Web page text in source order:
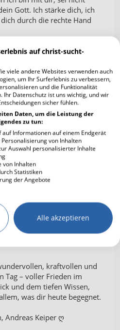
Gott. Ich stärke dich, ich
durch die rechte Hand
dass du nie Angst haben
der Angst nie alleine bist.
dein Glaube schwach
Er trägt dich, wenn
kannst. Und
– sehen wir erst im
die schwerste Zeit
in dir schreit, auch wenn du
nichts mehr verstehst –
hat nicht das letzte
Wort ist Trost, Hoffnung
nicht vergessen. Du bist
– und Er geht mit dir
kraftvollen und
Tag – voller Frieden im
und dem tiefen Wissen,
was dir heute begegnet.
Andreas Keiper ღ
auf christ-sucht-
viele andere Websites verwenden auch
um Ihr Surferlebnis zu verbessern,
und die Funktionalität
Ihr Datenschutz ist uns wichtig, und wir
sicher fühlen.
Daten, um die Leistung der
zu tun:
Informationen auf einem Endgerät
von Inhalten
Auswahl personalisierter Inhalte
von Inhalten
Statistiken
der Angebote
Alle akzeptieren